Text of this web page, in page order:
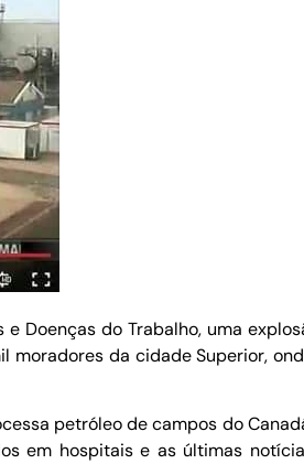
Doenças do Trabalho, uma
moradores da cidade Superior,
petróleo de campos do
em hospitais e as últimas